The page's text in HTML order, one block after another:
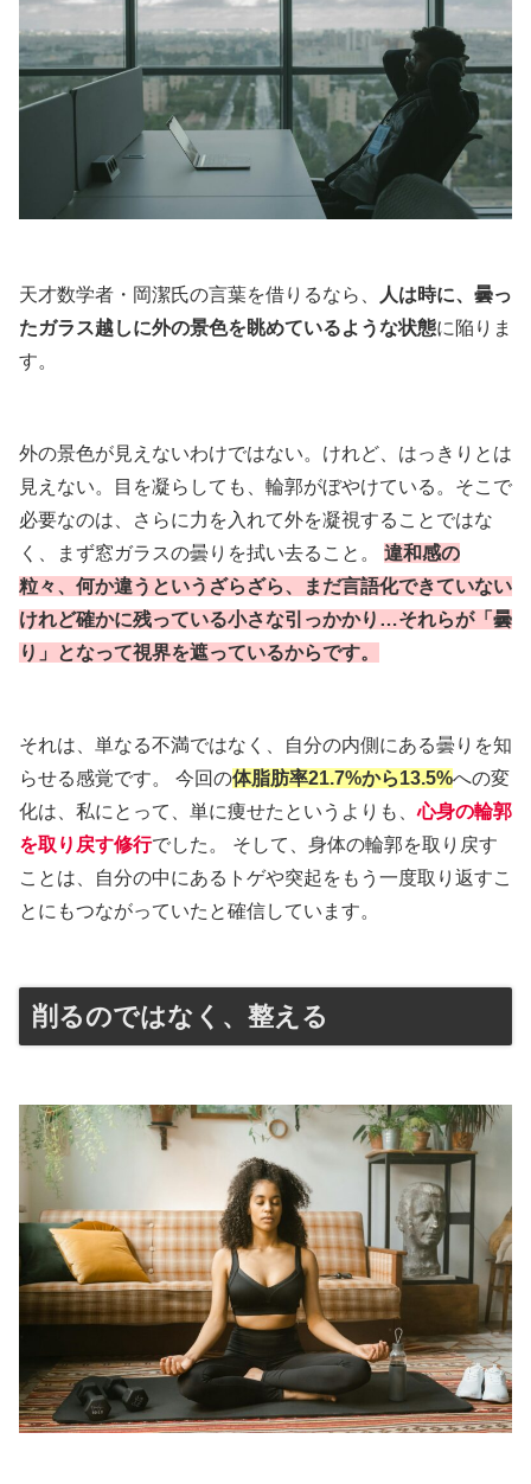
天才数学者・岡潔氏の言葉を借りるなら、
人は時に、曇っ
たガラス越しに外の景色を眺めているような状態に陥りま
す。
外の景色が見えないわけではない。けれど、はっきりとは
見えない。目を凝らしても、輪郭がぼやけている。そこで
必要なのは、さらに力を入れて外を凝視することではな
く、まず窓ガラスの曇りを拭い去ること。 違和感の
粒々、何か違うというざらざら、まだ言語化できていない
けれど確かに残っている小さな引っかかり…それらが「曇
り」となって視界を遮っているからです。
それは、単なる不満ではなく、自分の内側にある曇りを知
らせる感覚です。 今回の体脂肪率21.7%から13.5%への変
化は、私にとって、単に痩せたというよりも、心身の輪郭
を取り戻す修行でした。 そして、身体の輪郭を取り戻す
ことは、自分の中にあるトゲや突起をもう一度取り返すこ
とにもつながっていたと確信しています。
削るのではなく、整える